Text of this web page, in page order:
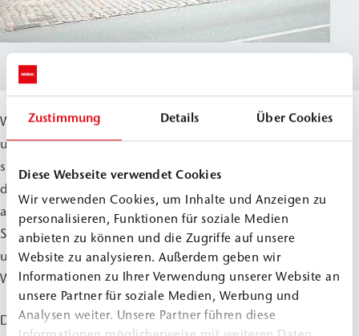
Zustimmung Details Über Cookies
Diese Webseite verwendet Cookies
Wir verwenden Cookies, um Inhalte und Anzeigen zu
personalisieren, Funktionen für soziale Medien
anbieten zu können und die Zugriffe auf unsere
Website zu analysieren. Außerdem geben wir
Informationen zu Ihrer Verwendung unserer Website an
unsere Partner für soziale Medien, Werbung und
Analysen weiter. Unsere Partner führen diese
Während sich diese Methode mit Polyurethanharzen
unter normalen Bedingungen bereits bewährt hat, stellte
sich die Frage, ob sie auch bei stark zerklüftetem,
durchfeuchtetem und salzbelastetem Mauerwerk
anwendbar ist. Diese Problematik wurde im Rahmen der
Sanierung durch das Dahlberg-Institut für Diagnostik
und Instandsetzung historischer Bausubstanz e.V.
Wismar (DIW) untersucht.
Die Auswirkungen der Sanierungsmaßnahme wurden